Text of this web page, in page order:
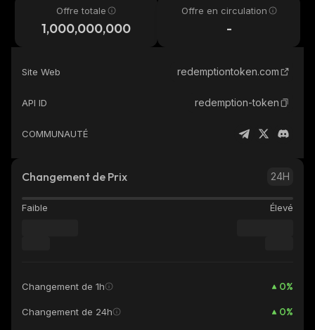
Offre totale
1,000,000,000
Offre en circulation
-
Site Web redemptiontoken.com
API ID redemption-token
COMMUNAUTÉ
Changement de Prix 24H
Faible Élevé
Changement de 1h 0%
Changement de 24h 0%